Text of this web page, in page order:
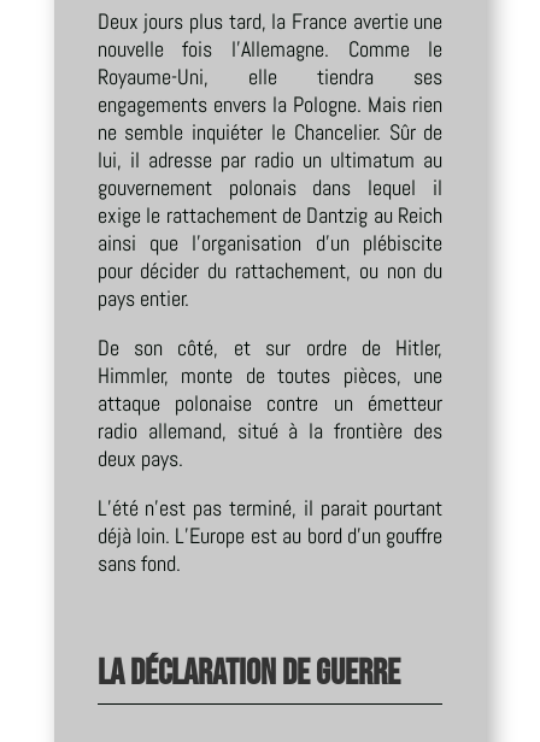
Deux jours plus tard, la France avertie une
nouvelle fois l’Allemagne. Comme le
Royaume-Uni, elle tiendra ses
engagements envers la Pologne. Mais rien
ne semble inquiéter le Chancelier. Sûr de
lui, il adresse par radio un ultimatum au
gouvernement polonais dans lequel il
exige le rattachement de Dantzig au Reich
ainsi que l’organisation d’un plébiscite
pour décider du rattachement, ou non du
pays entier.
De son côté, et sur ordre de Hitler,
Himmler, monte de toutes pièces, une
attaque polonaise contre un émetteur
radio allemand, situé à la frontière des
deux pays.
L’été n’est pas terminé, il parait pourtant
déjà loin. L’Europe est au bord d’un gouffre
sans fond.
La déclaration de guerre